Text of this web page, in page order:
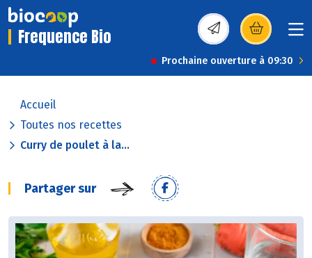
Frequence Bio (s’ouvre dans une
Prochaine ouverture à 09:30
Accueil
Toutes nos recettes
Curry de poulet à la...
Partager sur